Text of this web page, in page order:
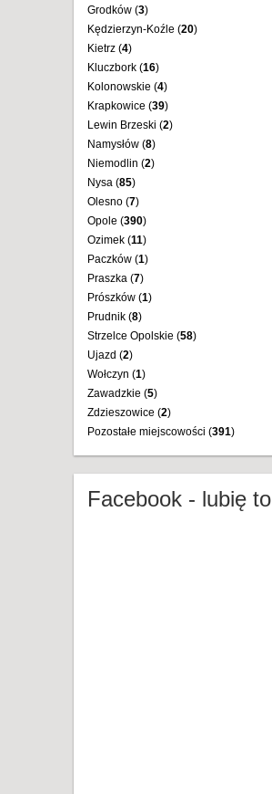
Grodków (3)
Kędzierzyn-Koźle (20)
Kietrz (4)
Kluczbork (16)
Kolonowskie (4)
Krapkowice (39)
Lewin Brzeski (2)
Namysłów (8)
Niemodlin (2)
Nysa (85)
Olesno (7)
Opole (390)
Ozimek (11)
Paczków (1)
Praszka (7)
Prószków (1)
Prudnik (8)
Strzelce Opolskie (58)
Ujazd (2)
Wołczyn (1)
Zawadzkie (5)
Zdzieszowice (2)
Pozostałe miejscowości (391)
Facebook - lubię to